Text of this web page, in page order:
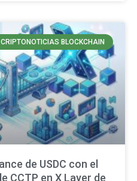
CRIPTONOTICIAS BLOCKCHAIN
de USDC con el
CCTP en X Layer de